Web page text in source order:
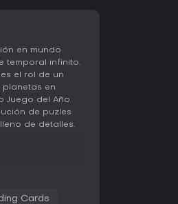
en mundo
temporal infinito.
el rol de un
en
Juego del Año
de puzles
de detalles.
Cards